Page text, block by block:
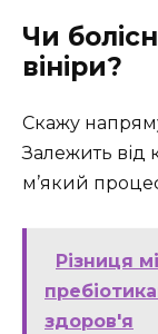
Чи
вініри?
Скажу
Залежить від
м’який
Різниця
здоров'я